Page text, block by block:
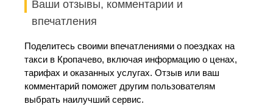
Ваши отзывы, комментарии и
впечатления
Поделитесь своими впечатлениями о поездках на
такси в Кропачево, включая информацию о ценах,
тарифах и оказанных услугах. Отзыв или ваш
комментарий поможет другим пользователям
выбрать наилучший сервис.